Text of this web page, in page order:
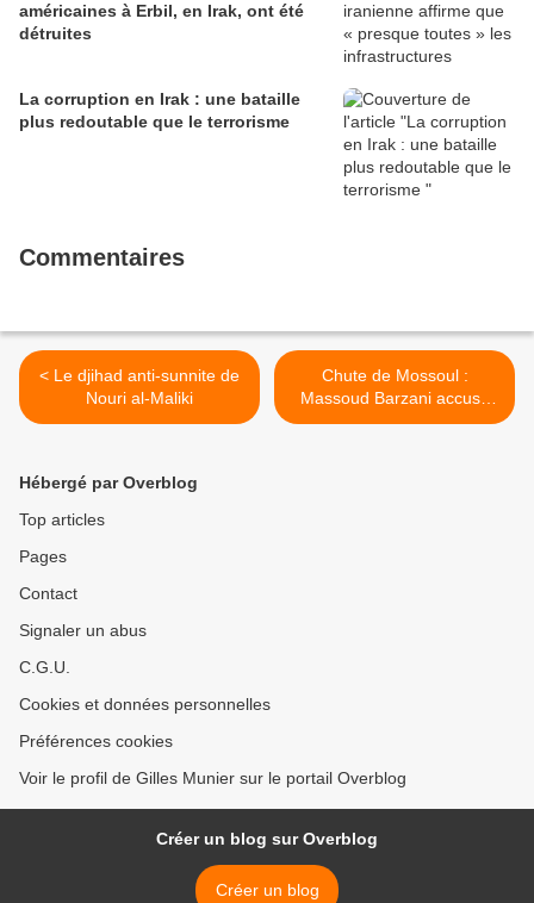
américaines à Erbil, en Irak, ont été
détruites
La corruption en Irak : une bataille
plus redoutable que le terrorisme
Commentaires
< Le djihad anti-sunnite de
Nouri al-Maliki
Chute de Mossoul :
Massoud Barzani accusé
de complot par une milice
Hébergé par Overblog
Top articles
Pages
Contact
Signaler un abus
C.G.U.
Cookies et données personnelles
Préférences cookies
Voir le profil de Gilles Munier sur le portail Overblog
Créer un blog sur Overblog
Créer un blog